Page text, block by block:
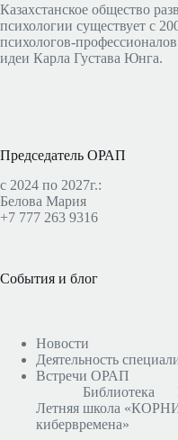
Казахстанское общество
психологии существует с
психологов-
идеи Карла Густава Юнга.
Председатель ОРАП
с 2024 по 2027г.:
Белова Мария
+7 777 263 9316
События и блог
Новости
Деятельность
Встречи ОРАП
Библиотека
Летняя школа
кибервремена»